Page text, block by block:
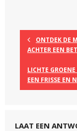
ONTDEK DE
ACHTER EEN
LICHTE
EEN FRISSE EN
LAAT EEN